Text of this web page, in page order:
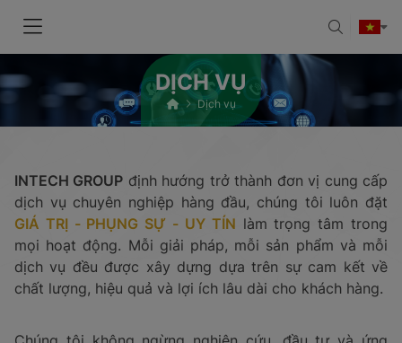
DỊCH VỤ
Dịch vụ
INTECH GROUP định hướng trở thành đơn vị cung cấp
dịch vụ chuyên nghiệp hàng đầu, chúng tôi luôn đặt
GIÁ TRỊ - PHỤNG SỰ - UY TÍN làm trọng tâm trong
mọi hoạt động. Mỗi giải pháp, mỗi sản phẩm và mỗi
dịch vụ đều được xây dựng dựa trên sự cam kết về
chất lượng, hiệu quả và lợi ích lâu dài cho khách hàng.